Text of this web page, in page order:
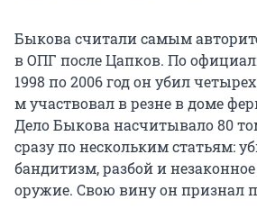
Быкова считали самым
в ОПГ после Цапков. По
1998 по 2006 год он убил
м участвовал в резне в доме
Дело Быкова насчитывало 80
сразу по нескольким статьям:
бандитизм, разбой и
оружие. Свою вину он признал